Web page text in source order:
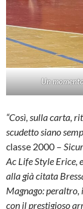
Un
“Così, sulla carta,
scudetto siano
classe 2000 –
Ac Life Style Erice,
alla già citata
Magnago:
con il prestigioso